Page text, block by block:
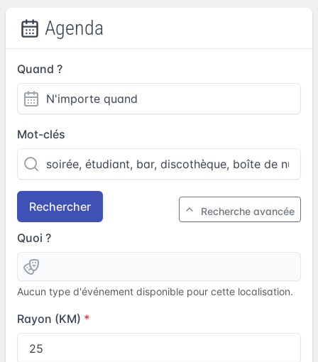
Agenda
Quand ?
Mot-clés
Rechercher Recherche avancée
Quoi ?
Aucun type d'événement disponible pour cette localisation.
Rayon (KM)